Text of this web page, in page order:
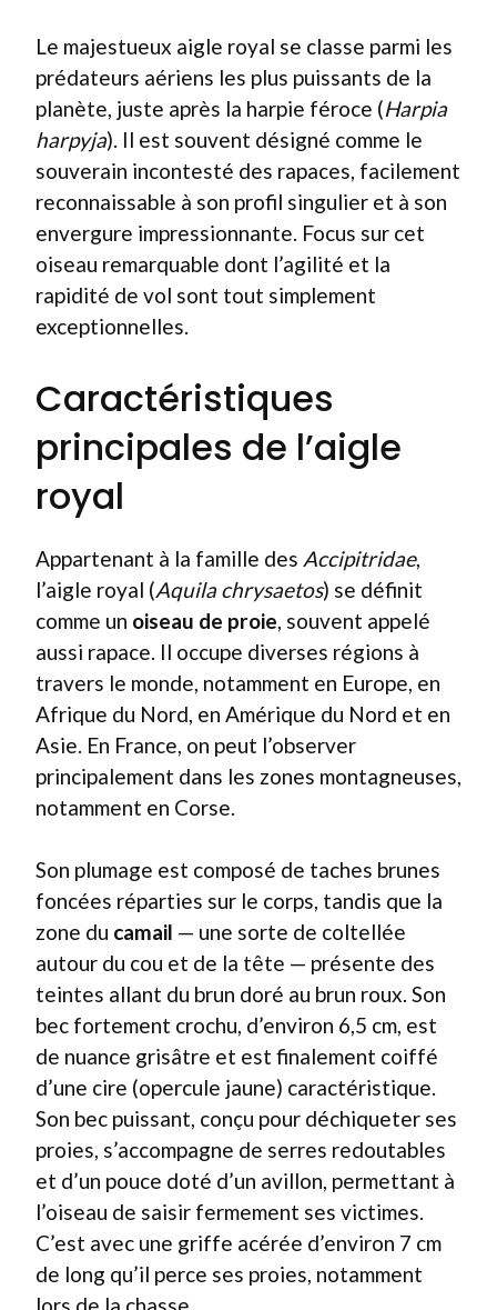
Le majestueux aigle royal se classe parmi les
prédateurs aériens les plus puissants de la
planète, juste après la harpie féroce (Harpia
harpyja). Il est souvent désigné comme le
souverain incontesté des rapaces, facilement
reconnaissable à son profil singulier et à son
envergure impressionnante. Focus sur cet
oiseau remarquable dont l’agilité et la
rapidité de vol sont tout simplement
exceptionnelles.
Caractéristiques
principales de l’aigle
royal
Appartenant à la famille des Accipitridae,
l’aigle royal (Aquila chrysaetos) se définit
comme un oiseau de proie , souvent appelé
aussi rapace. Il occupe diverses régions à
travers le monde, notamment en Europe, en
Afrique du Nord, en Amérique du Nord et en
Asie. En France, on peut l’observer
principalement dans les zones montagneuses,
notamment en Corse.
Son plumage est composé de taches brunes
foncées réparties sur le corps, tandis que la
zone du camail — une sorte de coltellée
autour du cou et de la tête — présente des
teintes allant du brun doré au brun roux. Son
bec fortement crochu, d’environ 6,5 cm, est
de nuance grisâtre et est finalement coiffé
d’une cire (opercule jaune) caractéristique.
Son bec puissant, conçu pour déchiqueter ses
proies, s’accompagne de serres redoutables
et d’un pouce doté d’un avillon, permettant à
l’oiseau de saisir fermement ses victimes.
C’est avec une griffe acérée d’environ 7 cm
de long qu’il perce ses proies, notamment